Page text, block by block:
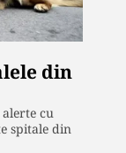
din
cu
spitale din